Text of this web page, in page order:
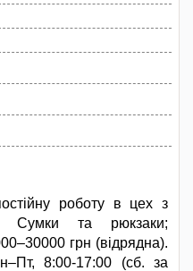
роботу в цех з
Сумки та рюкзаки;
грн (відрядна).
8:00-17:00 (сб. за